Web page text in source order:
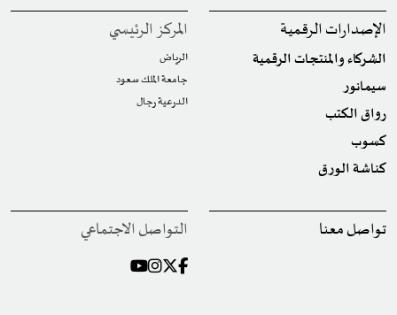
الإصدارات الرقمية
الشركاء والمنتجات الرقمية
سيمانور
رواق الكتب
كسوب
كناشة الورق
المركز الرئيسي
الرياض
جامعة الملك سعود
الدرعية رجال
تواصل معنا التواصل الاجتماعي